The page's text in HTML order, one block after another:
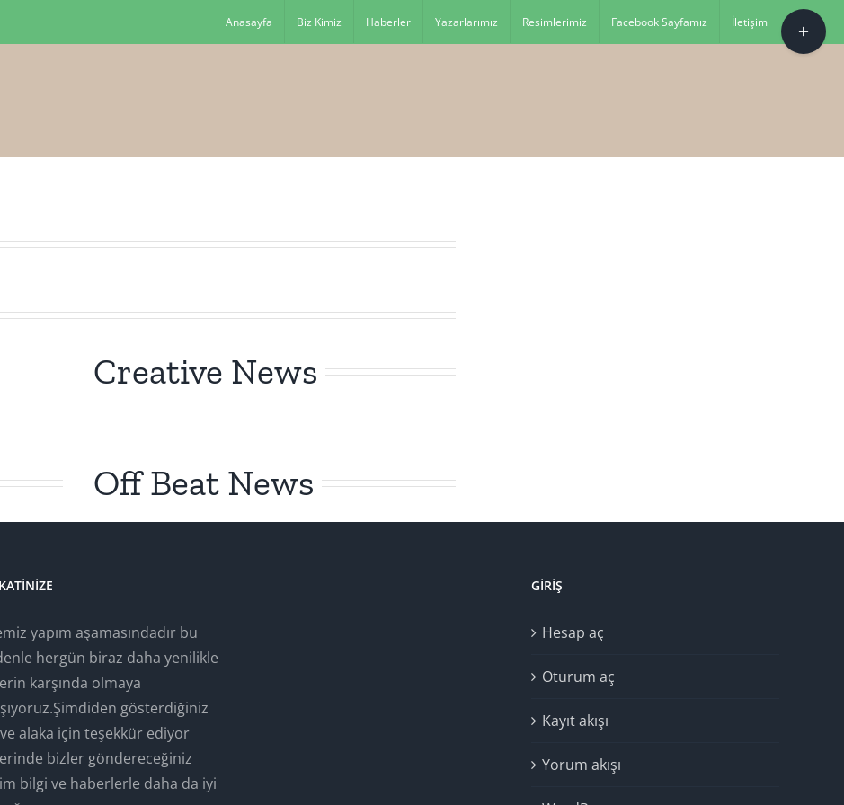
Anasayfa Biz Kimiz Haberler Yazarlarımız Resimlerimiz Facebook Sayfamız İletişim
Creative News
Off Beat News
yapım aşamasındadır bu
hergün biraz daha yenilikle
karşında olmaya
gösterdiğiniz
alaka için teşekkür ediyor
bizler göndereceğiniz
bilgi ve haberlerle daha da iyi
GIRIŞ
Hesap aç
Oturum aç
Kayıt akışı
Yorum akışı
Toggle
Sliding